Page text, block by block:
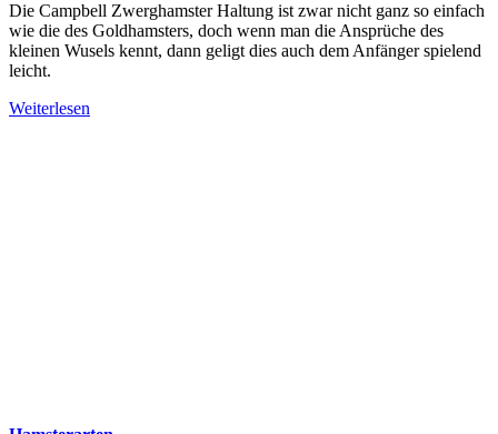
Die Campbell Zwerghamster Haltung ist zwar nicht ganz so einfach
wie die des Goldhamsters, doch wenn man die Ansprüche des
kleinen Wusels kennt, dann geligt dies auch dem Anfänger spielend
leicht.
Weiterlesen